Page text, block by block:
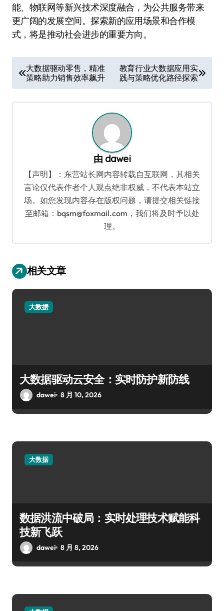
能、物联网等新兴技术深度融合，为公共服务带来
更广阔的发展空间。探索新的应用场景和合作模
式，将是推动社会进步的重要方向。
章
导
大数据驱动零售，精准
策略助力销售效率飙升
教育行业大数据应用实
践与策略优化路径探索
由 dawei
【声明】：东营站长网内容转载自互联网，其相关
言论仅代表作者个人观点绝非权威，不代表本站立
场。如您发现内容存在版权问题，请提交相关链接
至邮箱：bqsm@foxmail.com，我们将及时予以处
理。
相关文章
大数据
大数据驱动云安全：实时防护新防线
dawei 8 月 10, 2026
大数据
数据洪流中破局：实时处理技术赋能科
技新飞跃
dawei 8 月 8, 2026